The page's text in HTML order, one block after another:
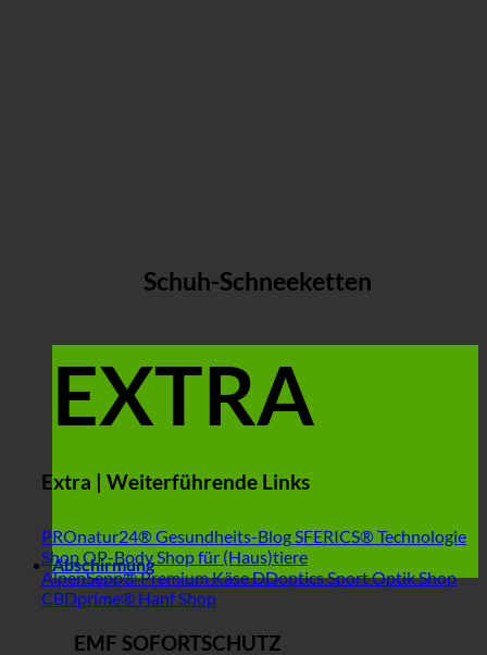
Schuh-Schneeketten
EXTRA
Extra | Weiterführende Links
PROnatur24® Gesundheits-Blog SFERICS® Technologie
ShopOP-Body Shop für (Haus)tiere
AlpenSepp® Premium KäseDDoptics Sport Optik Shop
CBDprime® Hanf Shop
Abschirmung
EMF SOFORTSCHUTZ